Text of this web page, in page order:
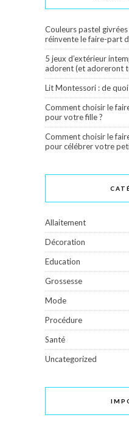
Couleurs pastel
réinvente le faire-part
5 jeux d’extérieur
adorent (et adoreront
Lit Montessori : de
Comment choisir le
pour votre fille ?
Comment choisir le
pour célébrer votre
Allaitement
Décoration
Education
Grossesse
Mode
Procédure
Santé
Uncategorized